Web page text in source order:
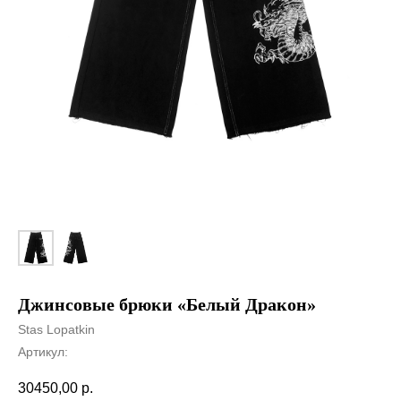
Джинсовые брюки «Белый Дракон»
Stas Lopatkin
Артикул:
30450,00 р.